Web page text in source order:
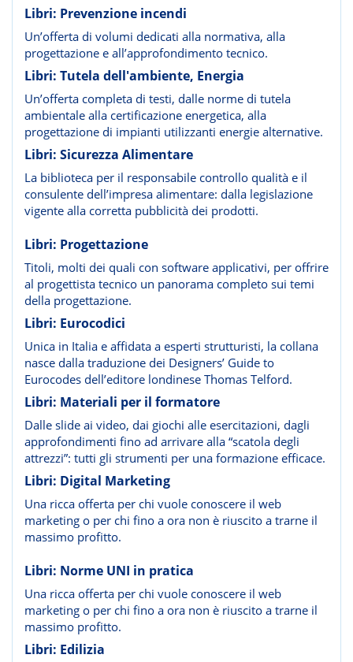
Libri: Prevenzione incendi
Un’offerta di volumi dedicati alla normativa, alla
progettazione e all’approfondimento tecnico.
Libri: Tutela dell'ambiente, Energia
Un’offerta completa di testi, dalle norme di tutela
ambientale alla certificazione energetica, alla
progettazione di impianti utilizzanti energie alternative.
Libri: Sicurezza Alimentare
La biblioteca per il responsabile controllo qualità e il
consulente dell’impresa alimentare: dalla legislazione
vigente alla corretta pubblicità dei prodotti.
Libri: Progettazione
Titoli, molti dei quali con software applicativi, per offrire
al progettista tecnico un panorama completo sui temi
della progettazione.
Libri: Eurocodici
Unica in Italia e affidata a esperti strutturisti, la collana
nasce dalla traduzione dei Designers’ Guide to
Eurocodes dell’editore londinese Thomas Telford.
Libri: Materiali per il formatore
Dalle slide ai video, dai giochi alle esercitazioni, dagli
approfondimenti fino ad arrivare alla “scatola degli
attrezzi”: tutti gli strumenti per una formazione efficace.
Libri: Digital Marketing
Una ricca offerta per chi vuole conoscere il web
marketing o per chi fino a ora non è riuscito a trarne il
massimo profitto.
Libri: Norme UNI in pratica
Una ricca offerta per chi vuole conoscere il web
marketing o per chi fino a ora non è riuscito a trarne il
massimo profitto.
Libri: Edilizia